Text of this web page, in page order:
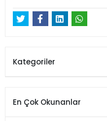
Kategoriler
En Çok Okunanlar